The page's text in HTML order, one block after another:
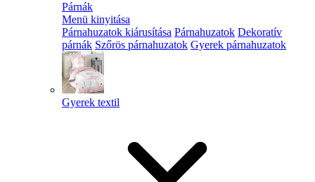
Párnák
Menü kinyitása
Párnahuzatok kiárusítása Párnahuzatok Dekoratív
párnák Szőrös párnahuzatok Gyerek párnahuzatok
Gyerek textil